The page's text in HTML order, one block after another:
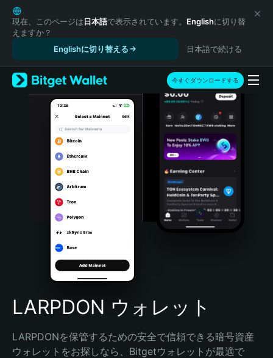
English
日本語
Tiếng Việt
Español (Latinoamérica)
Türkçe
Italiano
Português (Portugal)
Bahasa Indonesia
Português (Brasil)
Español (Argentina)
現在、このページは日本語で表示されています。 Englishに切り替
えますか？
Englishに切り替える
日本語で続ける
今すぐダウンロードする
LARPDON ウォレット
LARPDONを保管するための安全で信頼できる暗号資産
ウォレットをお探しなら、Bitgetウォレットが最適で